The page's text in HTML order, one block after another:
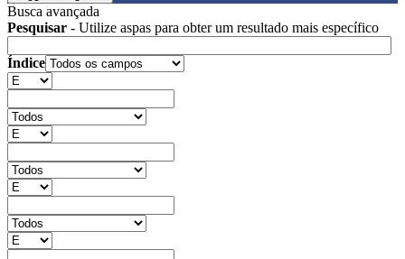
Busca avançada
Pesquisar - Utilize aspas para obter um resultado mais específico
Índice